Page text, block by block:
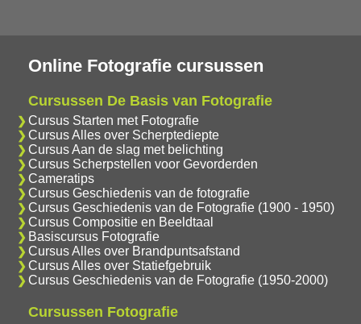
Online Fotografie cursussen
Cursussen De Basis van Fotografie
Cursus Starten met Fotografie
Cursus Alles over Scherptediepte
Cursus Aan de slag met belichting
Cursus Scherpstellen voor Gevorderden
Cameratips
Cursus Geschiedenis van de fotografie
Cursus Geschiedenis van de Fotografie (1900 - 1950)
Cursus Compositie en Beeldtaal
Basiscursus Fotografie
Cursus Alles over Brandpuntsafstand
Cursus Alles over Statiefgebruik
Cursus Geschiedenis van de Fotografie (1950-2000)
Cursussen Fotografie